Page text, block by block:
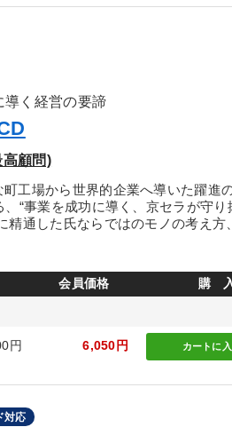
導く経営の要諦
顧問)
工場から世界的企業へ導いた躍進
、“事業を成功に導く、京セラが守り
精通した氏ならではのモノの考え方
会員価格 購
円 6,050円 カートに
対応